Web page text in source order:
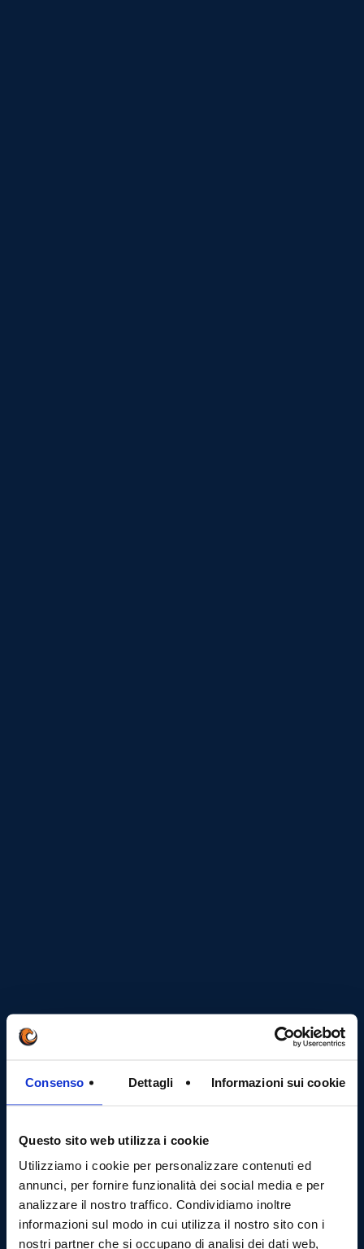
Consenso Dettagli Informazioni sui cookie
Questo sito web utilizza i cookie
Utilizziamo i cookie per personalizzare contenuti ed
annunci, per fornire funzionalità dei social media e per
analizzare il nostro traffico. Condividiamo inoltre
informazioni sul modo in cui utilizza il nostro sito con i
nostri partner che si occupano di analisi dei dati web,